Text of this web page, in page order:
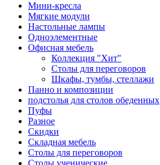
Мини-кресла
Мягкие модули
Настольные лампы
Одноэлементные
Офисная мебель
Коллекция "Хит"
Столы для переговоров
Шкафы, тумбы, стеллажи
Панно и композиции
подстолья для столов обеденных
Пуфы
Разное
Скидки
Складная мебель
Столы для переговоров
Столы ученические